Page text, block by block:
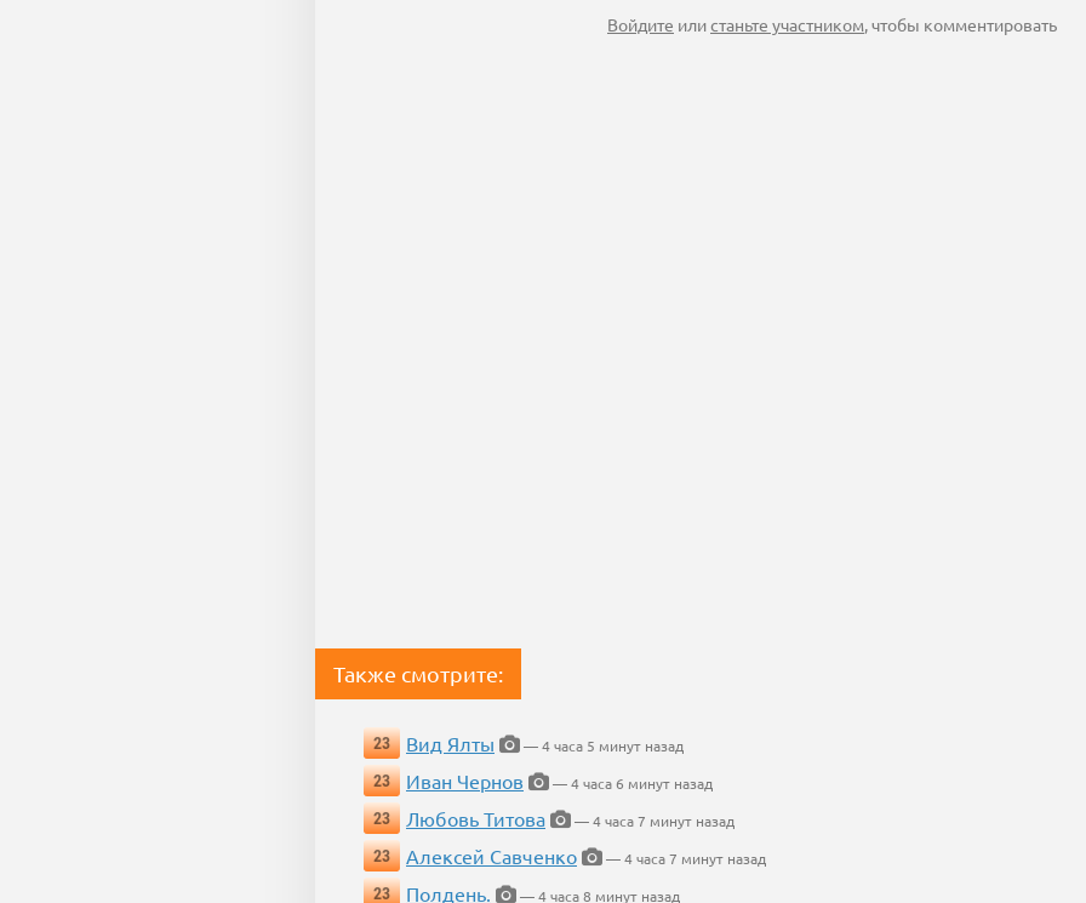
Войдите илистаньте участником, чтобы комментировать
Также смотрите:
23 Вид Ялты
— 4 часа 5 минут назад
23
Иван Чернов
— 4 часа 6 минут назад
23
Любовь Титова
— 4 часа 7 минут назад
23
Алексей Савченко
— 4 часа 7 минут назад
23
Полдень.
— 4 часа 8 минут назад